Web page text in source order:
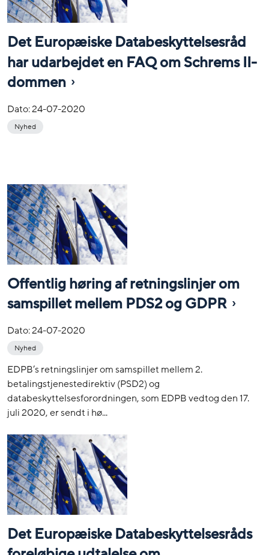
Det Europæiske Databeskyttelsesråd
har udarbejdet en FAQ om Schrems II-
dommen
Dato:24-07-2020
Nyhed
Offentlig høring af retningslinjer om
samspillet mellem PDS2 og GDPR
Dato:24-07-2020
Nyhed
EDPB’s retningslinjer om samspillet mellem 2.
betalingstjenestedirektiv (PSD2) og
databeskyttelsesforordningen, som EDPB vedtog den 17.
juli 2020, er sendt i hø...
Det Europæiske Databeskyttelsesråds